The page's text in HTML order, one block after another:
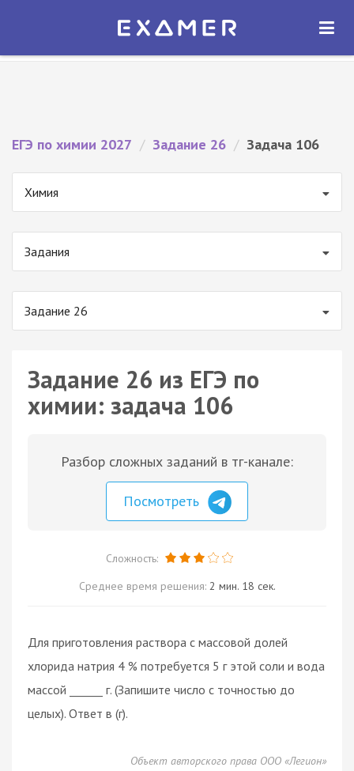
Экзамер — ЕГЭ 2027
ОТКРЫТЬ
ЕГЭ по химии 2027 / Задание 26 / Задача 106
Химия
Задания
Задание 26
Задание 26 из ЕГЭ по
химии: задача 106
Разбор сложных заданий в тг-канале:
Посмотреть
Сложность:
Среднее время решения: 2 мин. 18 сек.
Для приготовления раствора с массовой долей
хлорида натрия 4 % потребуется 5 г этой соли и вода
массой ______ г. (Запишите число с точностью до
целых). Ответ в (г).
Объект авторского права ООО «Легион»